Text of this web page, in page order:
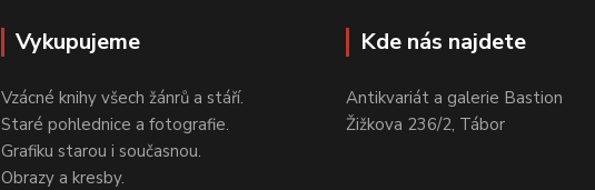
Vykupujeme
Vzácné knihy všech žánrů a stáří.
Staré pohlednice a fotografie.
Grafiku starou i současnou.
Obrazy a kresby.
Kde nás najdete
Antikvariát a galerie Bastion
Žižkova 236/2, Tábor